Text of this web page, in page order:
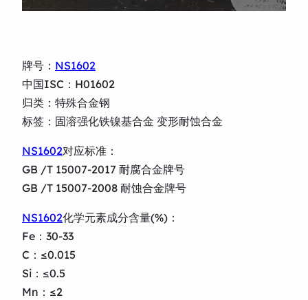
牌号： NS1602
中国ISC：H01602
归类：特殊合金钢
标签：固溶强化铁镍基合金 变形耐蚀合金
NS1602对应标准：
GB /T 15007-2017 耐腐合金牌号
GB /T 15007-2008 耐蚀合金牌号
NS1602化学元素成分含量(%)：
Fe：30-33
C：≤0.015
Si：≤0.5
Mn：≤2